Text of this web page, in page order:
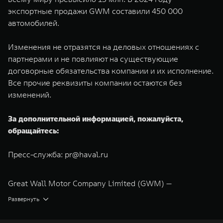
экспортные продажи GWM составили 450 000
автомобилей.
Изменения не отразятся на деловых отношениях с
партнерами и не повлияют на существующие
договорные обязательства компании и их исполнение.
Все прочие реквизиты компании остаются без
изменений.
За дополнительной информацией, пожалуйста,
обращайтесь:
Пресс-служба: pr@haval.ru
Great Wall Motor Company Limited (GWM) —
глобальный производитель внедорожников,
Развернуть